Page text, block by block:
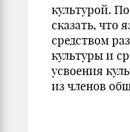
культурой.
сказать, что
средством
культуры и
усвоения
из членов